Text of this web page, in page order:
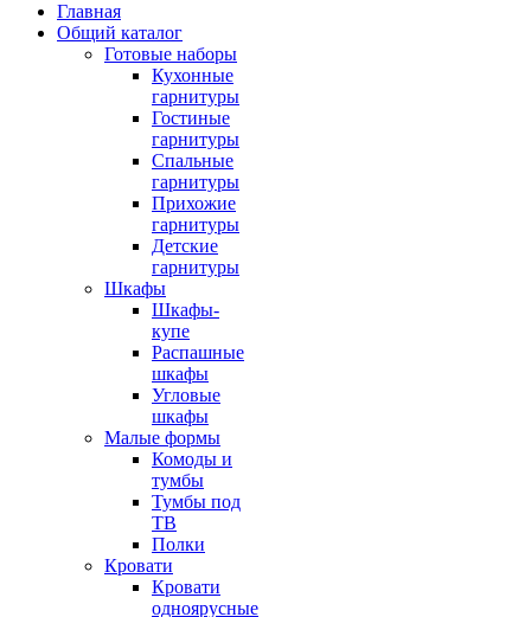
Главная
Общий каталог
Готовые наборы
Кухонные
гарнитуры
Гостиные
гарнитуры
Спальные
гарнитуры
Прихожие
гарнитуры
Детские
гарнитуры
Шкафы
Шкафы-
купе
Распашные
шкафы
Угловые
шкафы
Малые формы
Комоды и
тумбы
Тумбы под
ТВ
Полки
Кровати
Кровати
одноярусные